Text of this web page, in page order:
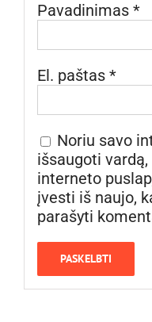
Pavadinimas *
El. paštas *
Noriu savo
išsaugoti
interneto
įvesti iš naujo,
parašyti